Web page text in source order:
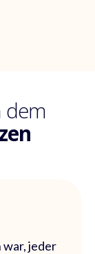
dem
war, jeder